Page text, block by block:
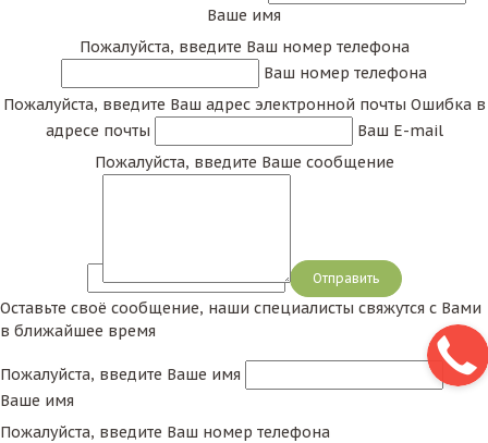
Ваше имя
Пожалуйста, введите Ваш номер телефона
Ваш номер телефона
Пожалуйста, введите Ваш адрес электронной почты Ошибка в
адресе почты
Ваш E-mail
Пожалуйста, введите Ваше сообщение
Сообщение
Оставьте своё сообщение, наши специалисты свяжутся с Вами
в ближайшее время
Пожалуйста, введите Ваше имя
Ваше имя
Пожалуйста, введите Ваш номер телефона